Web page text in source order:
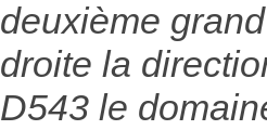
deuxième
droite la
D543 le